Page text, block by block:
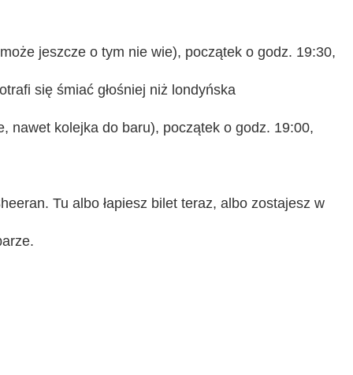
jeszcze o tym nie wie), początek o godz. 19:30,
się śmiać głośniej niż londyńska
nawet kolejka do baru), początek o godz. 19:00,
Tu albo łapiesz bilet teraz, albo zostajesz w